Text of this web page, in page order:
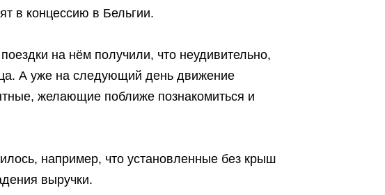
в концессию в Бельгии.
на нём получили, что неудивительно,
А уже на следующий день движение
желающие поближе познакомиться и
например, что установленные без крыш
выручки.